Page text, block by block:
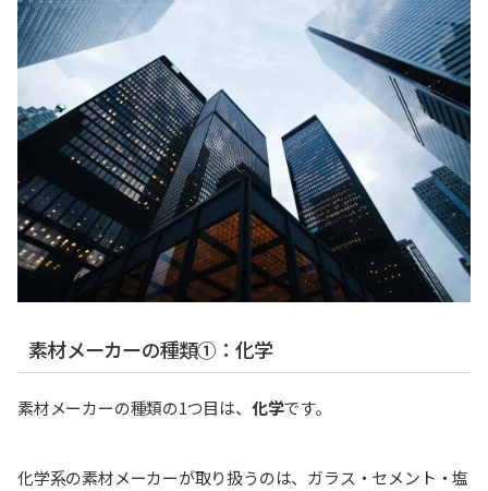
素材メーカーの種類①：化学
素材メーカーの種類の1つ目は、 化学です。
化学系の素材メーカーが取り扱うのは、ガラス・セメント・塩